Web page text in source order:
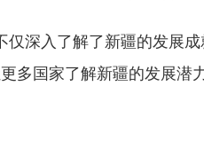
仅深入了解了新疆的发展
多国家了解新疆的发展潜